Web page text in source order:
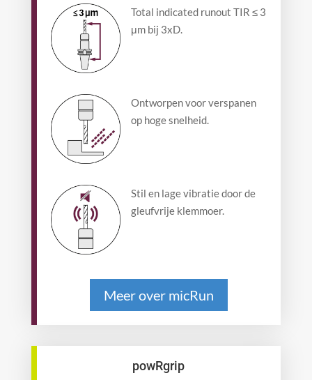
Total indicated runout TIR ≤ 3
μm bij 3xD.
Ontworpen voor verspanen
op hoge snelheid.
Stil en lage vibratie door de
gleufvrije klemmoer.
Meer over micRun
powRgrip